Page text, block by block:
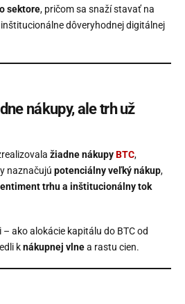
sektore, pričom sa snaží stavať na
dôveryhodnej digitálnej
nákupy, ale trh už
žiadne nákupyBTC,
naznačujú potenciálny veľký nákup,
trhu a inštitucionálny tok
ako alokácie kapitálu do BTC od
knákupnej vlnea rastu cien.